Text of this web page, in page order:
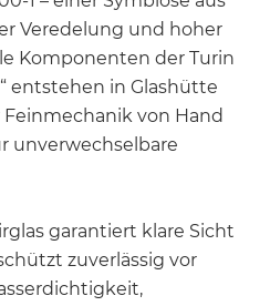
Veredelung und hoher
Komponenten der Turin
entstehen in Glashütte
von Hand
unverwechselbare
garantiert klare Sicht
zuverlässig vor